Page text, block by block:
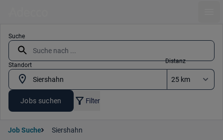
Suche
Standort
Distanz
Jobs suchen Filter
Job Suche Siershahn